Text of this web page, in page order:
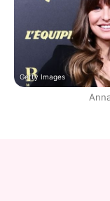
Getty Images